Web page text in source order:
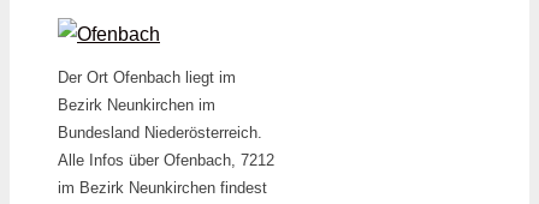
Der Ort Ofenbach liegt im
Bezirk Neunkirchen im
Bundesland Niederösterreich.
Alle Infos über Ofenbach, 7212
im Bezirk Neunkirchen findest